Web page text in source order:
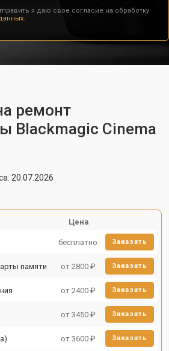
я даю свое согласие на обработку
ремонт
Blackmagic Cinema
20.07.2026
Цена
бесплатно Заказать
памяти от 2800 ₽ Заказать
от 2400 ₽ Заказать
от 3450 ₽ Заказать
от 3600 ₽ Заказать